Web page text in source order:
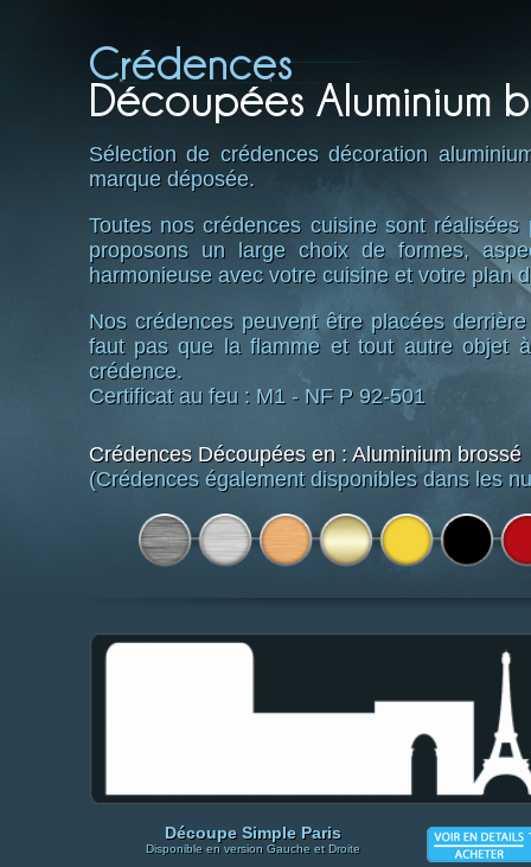
Crédences
Découpées Aluminium
Sélection de crédences décoration
marque déposée.
Toutes nos crédences cuisine sont
proposons un large choix de formes,
harmonieuse avec votre cuisine et votre plan
Nos crédences peuvent être placées
faut pas que la flamme et tout autre objet
crédence.
Certificat au feu : M1 - NF P 92-501
Crédences Découpées en : Aluminium brossé
(Crédences également disponibles dans les
Découpe Simple Paris
Disponible en version Gauche et Droite